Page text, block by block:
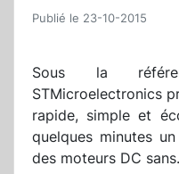
Publié le 23-10-2015
Sous la
STMicroelectronics
rapide, simple et
quelques minutes
des moteurs DC